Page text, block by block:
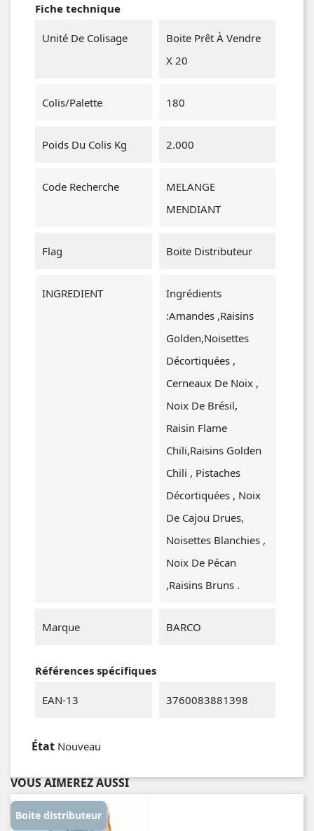
Fiche technique
Unité De Colisage
Boite Prêt À Vendre
X 20
Colis/Palette 180
Poids Du Colis Kg 2.000
Code Recherche
MELANGE
MENDIANT
Flag Boite Distributeur
INGREDIENT
Ingrédients
:Amandes ,raisins
Golden,noisettes
Décortiquées ,
Cerneaux De Noix ,
Noix De Brésil,
Raisin Flame
Chili,raisins Golden
Chili , Pistaches
Décortiquées , Noix
De Cajou Drues,
Noisettes Blanchies ,
Noix De Pécan
,raisins Bruns .
Marque BARCO
Références spécifiques
EAN-13 3760083881398
État Nouveau
VOUS AIMEREZ AUSSI
Boite distributeur